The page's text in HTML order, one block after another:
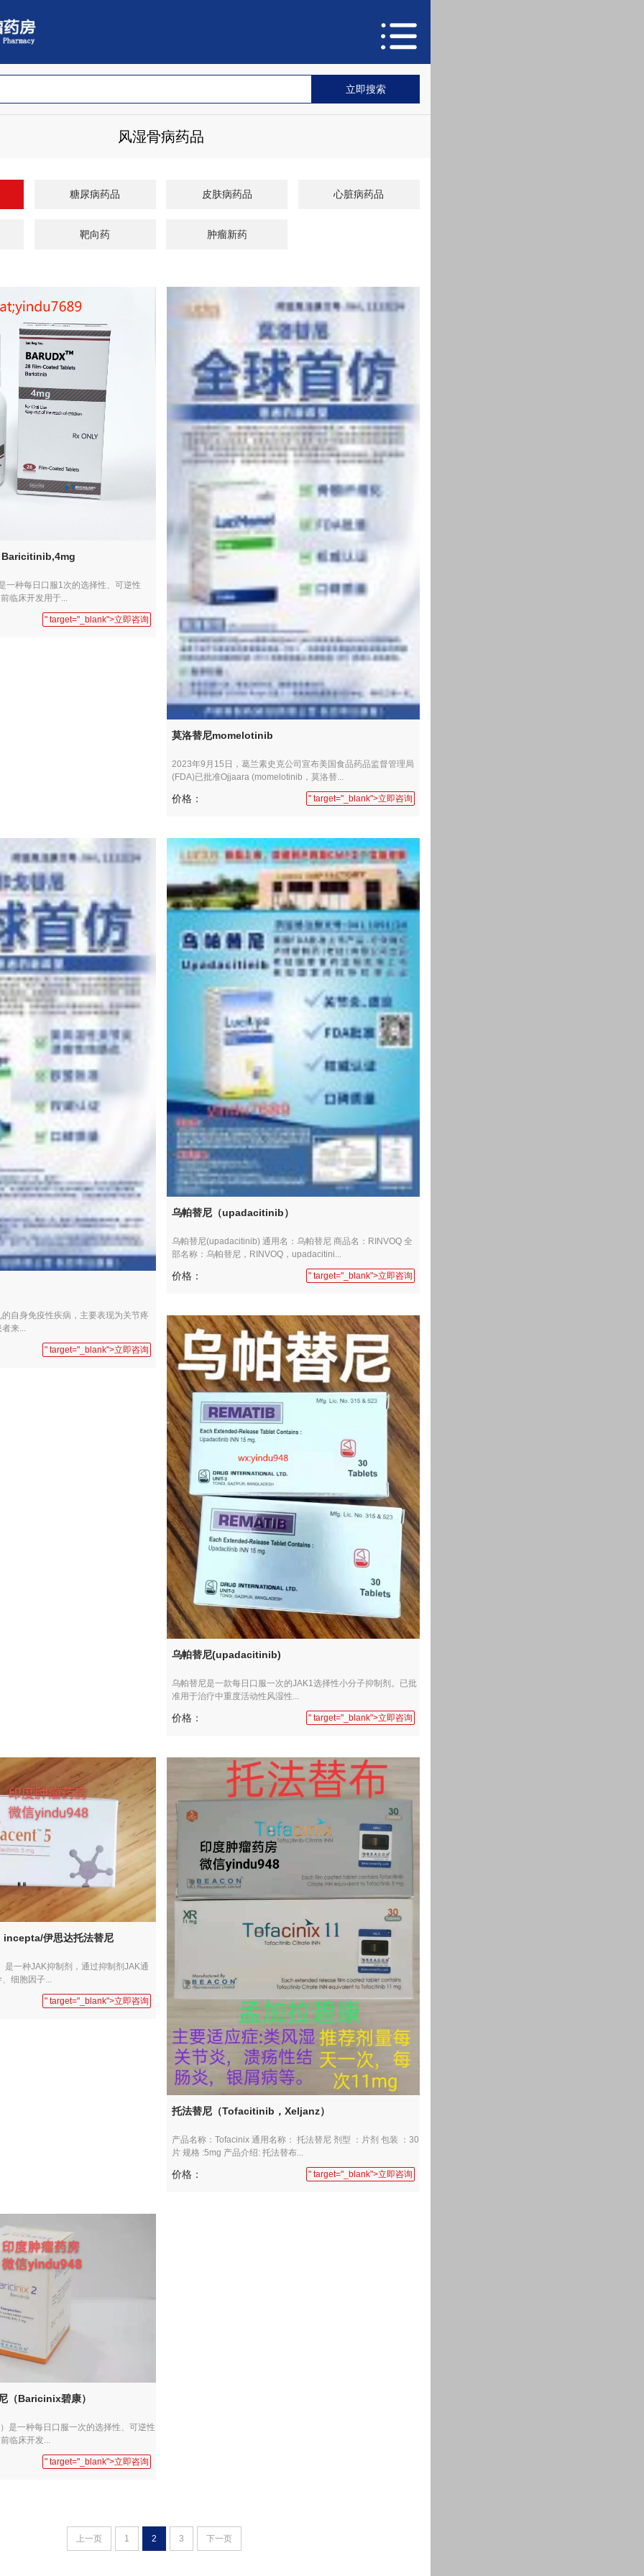
风湿骨病药品
糖尿病药品 皮肤病药品 心脏病药品
靶向药 肿瘤新药
Baricitinib,4mg
一种每日口服1次的选择性、可逆性
临床开发用于...
" target="_blank">立即咨询
莫洛替尼momelotinib
2023年9月15日，葛兰素史克公司宣布美国食品药品监督管理局
(FDA)已批准Ojjaara (momelotinib，莫洛替...
价格： " target="_blank">立即咨询
自身免疫性疾病，主要表现为关节疼
来...
" target="_blank">立即咨询
乌帕替尼（upadacitinib）
乌帕替尼(upadacitinib) 通用名：乌帕替尼 商品名：RINVOQ 全
部名称：乌帕替尼，RINVOQ，upadacitini...
价格： " target="_blank">立即咨询
乌帕替尼(upadacitinib)
乌帕替尼是一款每日口服一次的JAK1选择性小分子抑制剂。已批
准用于治疗中重度活动性风湿性...
价格： " target="_blank">立即咨询
incepta/伊思达托法替尼
是一种JAK抑制剂，通过抑制剂JAK通
细胞因子...
" target="_blank">立即咨询
托法替尼（Tofacitinib，Xeljanz）
产品名称：Tofacinix 通用名称： 托法替尼 剂型 ：片剂 包装 ：30
片 规格 :5mg 产品介绍: 托法替布...
价格： " target="_blank">立即咨询
（Baricinix碧康）
是一种每日口服一次的选择性、可逆性
临床开发...
" target="_blank">立即咨询
上一页 1 2 3 下一页